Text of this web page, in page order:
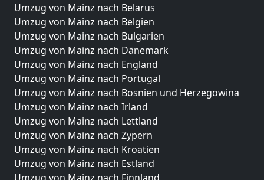
Umzug von Mainz nach Belarus
Umzug von Mainz nach Belgien
Umzug von Mainz nach Bulgarien
Umzug von Mainz nach Dänemark
Umzug von Mainz nach England
Umzug von Mainz nach Portugal
Umzug von Mainz nach Bosnien und Herzegowina
Umzug von Mainz nach Irland
Umzug von Mainz nach Lettland
Umzug von Mainz nach Zypern
Umzug von Mainz nach Kroatien
Umzug von Mainz nach Estland
Umzug von Mainz nach Finnland